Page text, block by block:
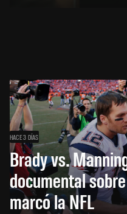
HACE 3 DÍAS
Brady vs.
documental
marcó la NFL